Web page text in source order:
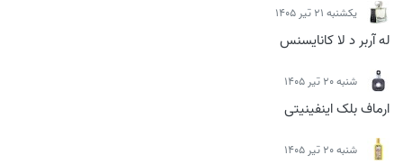
يكشنبه 21 تیر 1405
له آربر د لا کانایسنس
شنبه 20 تیر 1405
ارماف بلک اینفینیتی
شنبه 20 تیر 1405